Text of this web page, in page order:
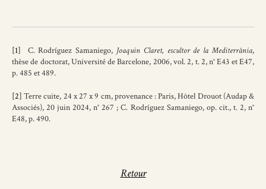
[1] C. Rodríguez Samaniego, Joaquin Claret, escultor de la Mediterrània,
thèse de doctorat, Université de Barcelone, 2006, vol. 2, t. 2, n° E43 et E47,
p. 485 et 489.
[2] Terre cuite, 24 x 27 x 9 cm, provenance : Paris, Hôtel Drouot (Audap &
Associés), 20 juin 2024, n° 267 ; C. Rodríguez Samaniego, op. cit., t. 2, n°
E48, p. 490.
Retour